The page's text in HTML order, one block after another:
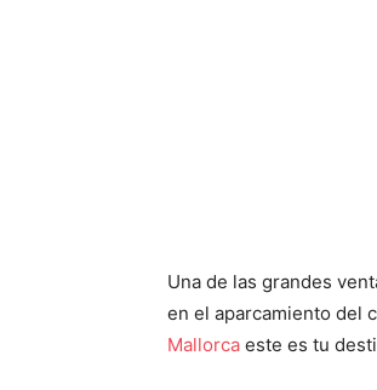
Una de las grandes
en el aparcamiento del
Mallorca este es tu